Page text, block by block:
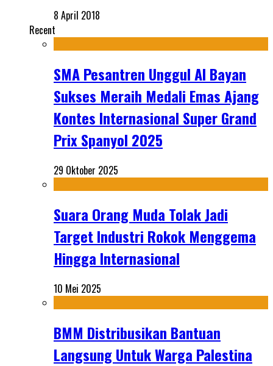
8 April 2018
Recent
SMA Pesantren Unggul Al Bayan
Sukses Meraih Medali Emas Ajang
Kontes Internasional Super Grand
Prix Spanyol 2025
29 Oktober 2025
Suara Orang Muda Tolak Jadi
Target Industri Rokok Menggema
Hingga Internasional
10 Mei 2025
BMM Distribusikan Bantuan
Langsung Untuk Warga Palestina